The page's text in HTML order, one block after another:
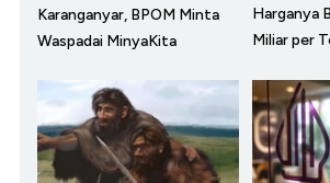
Karanganyar, BPOM Minta
Waspadai MinyaKita
Harganya
Miliar per